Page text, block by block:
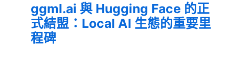
ggml.ai 與 Hugging Face 的正
式結盟：Local AI 生態的重要里
程碑